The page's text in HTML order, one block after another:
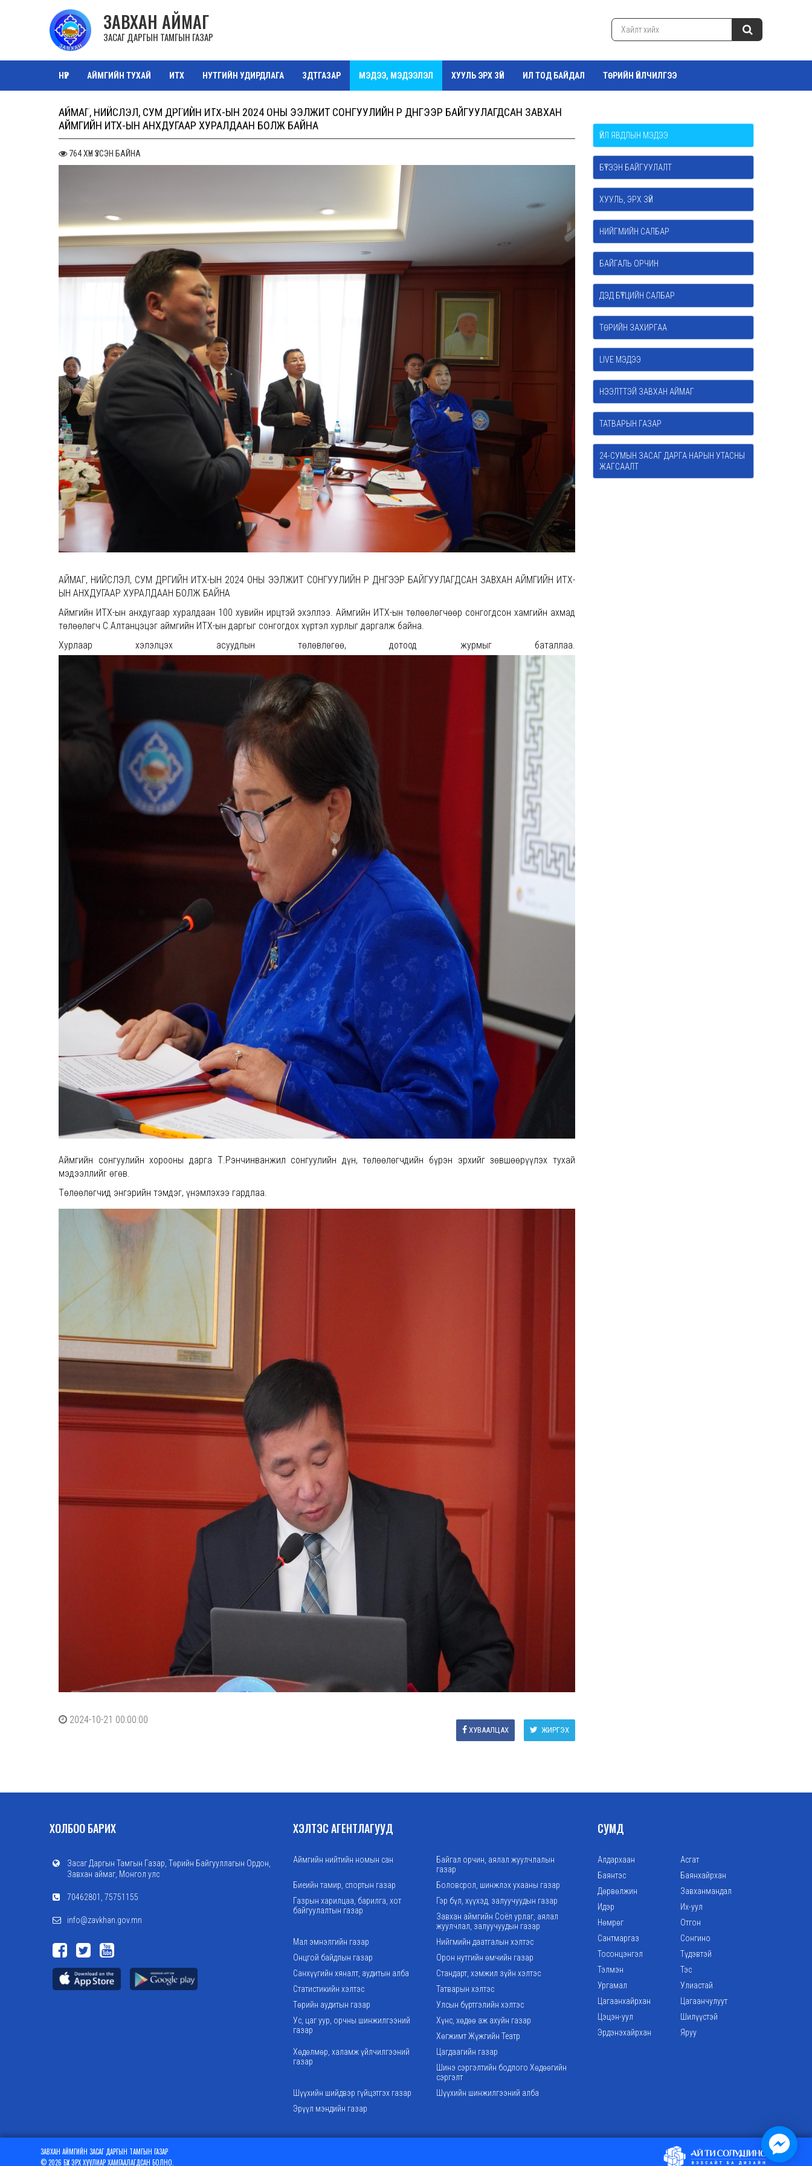
ЗАВХАН АЙМАГ
ЗАСАГ ДАРГЫН ТАМГЫН ГАЗАР
НҮҮР АЙМГИЙН ТУХАЙ ИТХ НУТГИЙН УДИРДЛАГА ЗДТГАЗАР МЭДЭЭ, МЭДЭЭЛЭЛ ХУУЛЬ ЭРХ ЗҮЙ ИЛ ТОД БАЙДАЛ ТӨРИЙН ҮЙЛЧИЛГЭЭ
ТАЗ САЛБАР ЗӨВЛӨЛ ОРОН НУТГИЙН ӨМЧ
АЙМАГ, НИЙСЛЭЛ, СУМ ДҮҮРГИЙН ИТХ-ЫН 2024 ОНЫ ЭЭЛЖИТ СОНГУУЛИЙН ҮР ДҮНГЭЭР БАЙГУУЛАГДСАН ЗАВХАН
АЙМГИЙН ИТХ-ЫН АНХДУГААР ХУРАЛДААН БОЛЖ БАЙНА
764 ХҮН ҮЗСЭН БАЙНА
АЙМАГ, НИЙСЛЭЛ, СУМ ДҮҮРГИЙН ИТХ-ЫН 2024 ОНЫ ЭЭЛЖИТ СОНГУУЛИЙН ҮР ДҮНГЭЭР БАЙГУУЛАГДСАН ЗАВХАН АЙМГИЙН ИТХ-
ЫН АНХДУГААР ХУРАЛДААН БОЛЖ БАЙНА
Аймгийн ИТХ-ын анхдугаар хуралдаан 100 хувийн ирцтэй эхэллээ. Аймгийн ИТХ-ын төлөөлөгчөөр сонгогдсон хамгийн ахмад
төлөөлөгч С.Алтанцэцэг аймгийн ИТХ-ын даргыг сонгогдох хүртэл хурлыг даргалж байна.
Хурлаар хэлэлцэх асуудлын төлөвлөгөө, дотоод журмыг баталлаа.
Аймгийн сонгуулийн хорооны дарга Т.Рэнчинванжил сонгуулийн дүн, төлөөлөгчдийн бүрэн эрхийг зөвшөөрүүлэх тухай
мэдээллийг өгөв.
Төлөөлөгчид энгэрийн тэмдэг, үнэмлэхээ гардлаа.
2024-10-21 00:00:00
ЖИРГЭХ
ХУВААЛЦАХ
ҮЙЛ ЯВДЛЫН МЭДЭЭ
БҮТЭЭН БАЙГУУЛАЛТ
ХУУЛЬ, ЭРХ ЗҮЙ
НИЙГМИЙН САЛБАР
БАЙГАЛЬ ОРЧИН
ДЭД БҮТЦИЙН САЛБАР
ТӨРИЙН ЗАХИРГАА
LIVE МЭДЭЭ
НЭЭЛТТЭЙ ЗАВХАН АЙМАГ
ТАТВАРЫН ГАЗАР
24-СУМЫН ЗАСАГ ДАРГА НАРЫН УТАСНЫ
ЖАГСААЛТ
ХОЛБОО БАРИХ
Засаг Даргын Тамгын Газар, Төрийн Байгууллагын Ордон,
Завхан аймаг, Монгол улс
70462801, 75751155
info@zavkhan.gov.mn
ХЭЛТЭС АГЕНТЛАГУУД
Аймгийн нийтийн номын сан
Байгал орчин, аялал жуулчлалын
газар
Биеийн тамир, спортын газар
Боловсрол, шинжлэх ухааны газар
Газрын харилцаа, барилга, хот
байгуулалтын газар
Гэр бүл, хүүхэд, залуучуудын газар
Завхан аймгийн Соёл урлаг, аялал
жуулчлал, залуучуудын газар
Мал эмнэлгийн газар
Нийгмийн даатгалын хэлтэс
Онцгой байдлын газар
Орон нутгийн өмчийн газар
Санхүүгийн хяналт, аудитын алба
Стандарт, хэмжил зүйн хэлтэс
Статистикийн хэлтэс
Татварын хэлтэс
Төрийн аудитын газар
Улсын бүртгэлийн хэлтэс
Ус, цаг уур, орчны шинжилгээний
газар
Хүнс, хөдөө аж ахуйн газар
Хөгжимт Жүжгийн Театр
Хөдөлмөр, халамж үйлчилгээний
газар
Цагдаагийн газар
Шинэ сэргэлтийн бодлого Хөдөөгийн
сэргэлт
Шүүхийн шийдвэр гүйцэтгэх газар
Шүүхийн шинжилгээний алба
Эрүүл мэндийн газар
СУМД
Алдархаан
Асгат
Баянтэс
Баянхайрхан
Дөрвөлжин
Завханмандал
Идэр
Их-уул
Нөмрөг
Отгон
Сантмаргаз
Сонгино
Тосонцэнгэл
Түдэвтэй
Тэлмэн
Тэс
Ургамал
Улиастай
Цагаанхайрхан
Цагаанчулуут
Цэцэн-уул
Шилүүстэй
Эрдэнэхайрхан
Яруу
ЗАВХАН АЙМГИЙН ЗАСАГ ДАРГЫН ТАМГЫН ГАЗАР
© 2026 БҮХ ЭРХ ХУУЛИАР ХАМГААЛАГДСАН БОЛНО.